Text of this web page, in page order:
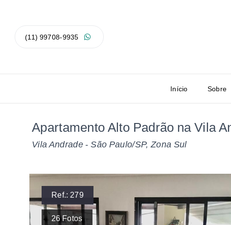
(11) 99708-9935
Início Sobre
Apartamento Alto Padrão na Vila
Vila Andrade - São Paulo/SP, Zona Sul
Ref.: 279
26Fotos